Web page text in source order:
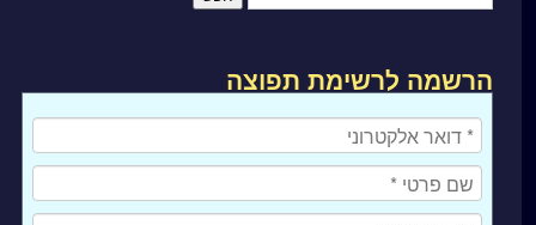
הרשמה לרשימת תפוצה